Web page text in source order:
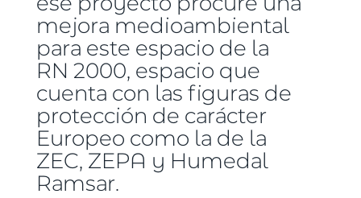
mejora medioambiental
para este espacio de la
RN 2000, espacio que
cuenta con las figuras de
protección de carácter
Europeo como la de la
ZEC, ZEPA y Humedal
Ramsar.